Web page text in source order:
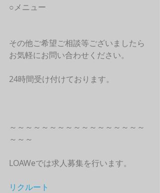
○メニュー
その他ご希望ご相談等ございましたら
お気軽にお問い合わせください。
24時間受け付けております。
～～～～～～～～～～～～～～～～～
～～～
LOAWeでは求人募集を行います。
リクルート